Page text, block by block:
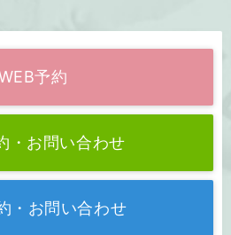
予約
・お問い合わせ
・お問い合わせ